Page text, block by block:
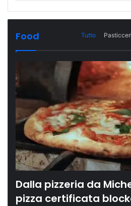
Food Tutto
Dalla pizzeria da
pizza certificata